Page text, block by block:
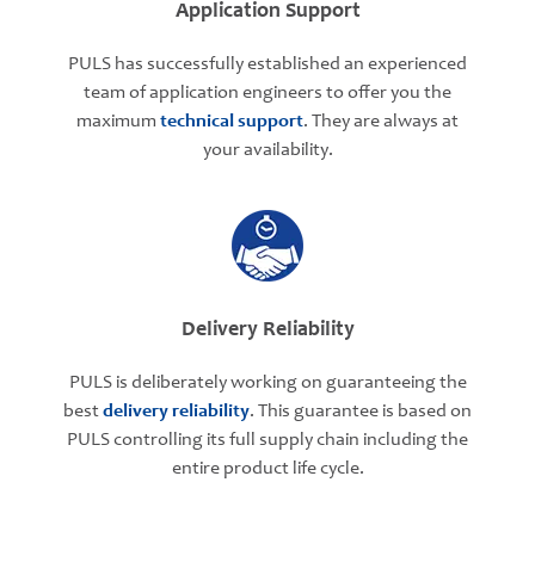
Application Support
PULS has successfully established an experienced
team of application engineers to offer you the
maximum technical support. They are always at
your availability.
Delivery Reliability
PULS is deliberately working on guaranteeing the
bestdelivery reliability. This guarantee is based on
PULS controlling its full supply chain including the
entire product life cycle.